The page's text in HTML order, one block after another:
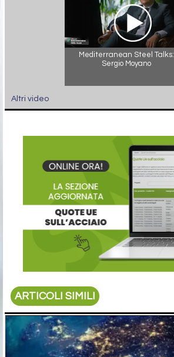
Mediterranean Steel Talks:
Sergio Moyano
Altri video
ARTICOLI SIMILI